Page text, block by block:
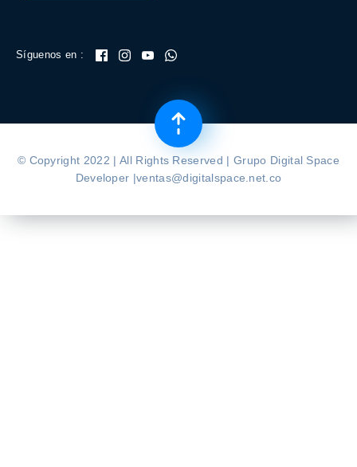
Síguenos en :
© Copyright 2022 | All Rights Reserved | Grupo Digital Space
Developer |ventas@digitalspace.net.co